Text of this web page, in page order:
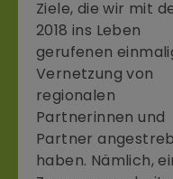
Ziele, die wir mit
2018 ins Leben
gerufenen
Vernetzung von
regionalen
Partnerinnen und
Partner
haben. Nämlich,